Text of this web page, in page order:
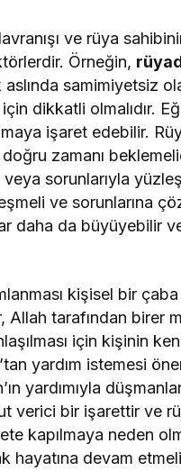
ve rüya
Örneğin,
samimiyetsiz
dikkatli olmalıdır.
işaret edebilir.
zamanı
sorunlarıyla
ve sorunlarına
daha da büyüyebilir
kişisel bir
Allah tarafından birer
için kişinin
yardım istemesi
yardımıyla
verici bir işarettir ve
kapılmaya neden
hayatına devam